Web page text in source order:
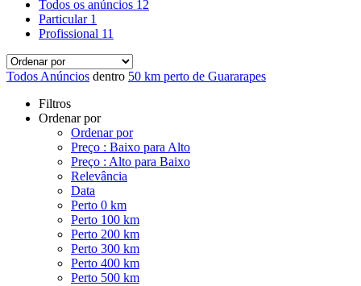
Todos os anúncios 12
Particular 1
Profissional 11
Todos Anúncios dentro 50 km perto de Guararapes
Filtros
Ordenar por
Ordenar por
Preço : Baixo para Alto
Preço : Alto para Baixo
Relevância
Data
Perto 0 km
Perto 100 km
Perto 200 km
Perto 300 km
Perto 400 km
Perto 500 km